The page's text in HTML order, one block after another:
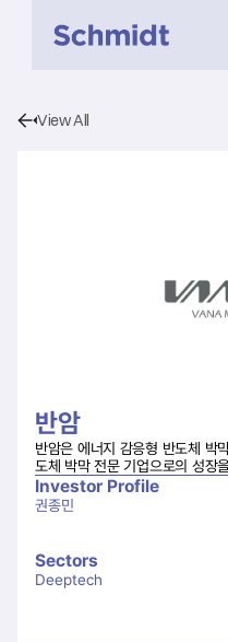
View All
반암
반암은 에너지 감응형 반도체 박
도체 박막 전문 기업으로의 성장
Investor Profile
권종민
Sectors
Deeptech